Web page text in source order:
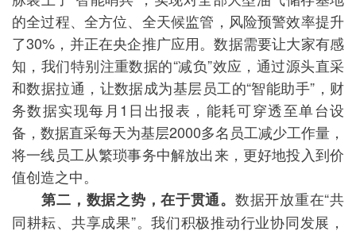
的全过程、全方位、全天候监管，风险预警效率提升
了30%，并正在央企推广应用。数据需要让大家有感
知，我们特别注重数据的“减负”效应，通过源头直采
和数据拉通，让数据成为基层员工的“智能助手”，财
务数据实现每月1日出报表，能耗可穿透至单台设
备，数据直采每天为基层2000多名员工减少工作量，
将一线员工从繁琐事务中解放出来，更好地投入到价
值创造之中。
第二，数据之势，在于贯通。 数据开放重在“共
同耕耘、共享成果”。我们积极推动行业协同发展，